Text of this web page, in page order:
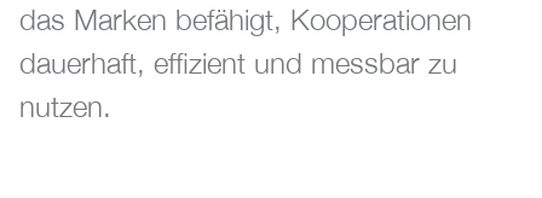
das Marken befähigt, Kooperationen
dauerhaft, effizient und messbar zu
nutzen.